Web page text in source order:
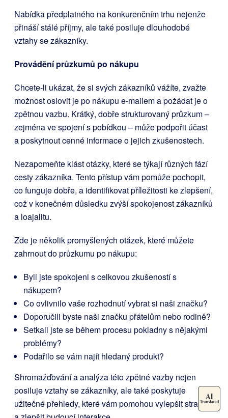
Nabídka předplatného na konkurenčním trhu nejenže
přináší stálé příjmy, ale také posiluje dlouhodobé
vztahy se zákazníky.
Provádění průzkumů po nákupu
Chcete-li ukázat, že si svých zákazníků vážíte, zvažte
možnost oslovit je po nákupu e-mailem a požádat je o
zpětnou vazbu. Krátký, dobře strukturovaný průzkum –
zejména ve spojení s pobídkou – může podpořit účast
a poskytnout cenné informace o jejich zkušenostech.
Nezapomeňte klást otázky, které se týkají různých fází
cesty zákazníka. Tento přístup vám pomůže pochopit,
co funguje dobře, a identifikovat příležitosti ke zlepšení,
což v konečném důsledku zvýší spokojenost zákazníků
a loajalitu.
Zde je několik promyšlených otázek, které můžete
zahrnout do průzkumu po nákupu:
Byli jste spokojeni s celkovou zkušeností s
nákupem?
Co ovlivnilo vaše rozhodnutí vybrat si naši značku?
Doporučili byste naši značku přátelům nebo rodině?
Setkali jste se během procesu pokladny s nějakými
problémy?
Podařilo se vám najít hledaný produkt?
Shromažďování a analýza této zpětné vazby nejen
posiluje vztahy se zákazníky, ale také poskytuje
užitečné přehledy, které vám pomohou vylepšit strategii